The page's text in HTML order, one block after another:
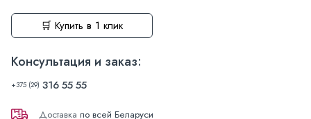
🛒 Купить в 1 клик
Консультация и заказ:
+375 (29) 316 55 55
Доставка по всей Беларуси